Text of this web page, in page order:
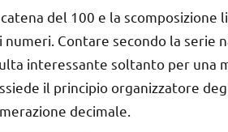
MATEMATICA
dai
catena del 100 e la scomposizione
numeri. Contare secondo la serie
interessante soltanto per una
il principio organizzatore
decimale.